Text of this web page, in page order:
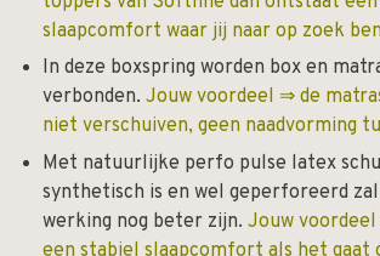
slaapcomfort waar jij naar op zoek
In deze boxspring worden box en
verbonden. Jouw voordeel ⇒ de
niet verschuiven, geen naadvorming
Met natuurlijke perfo pulse latex
synthetisch is en wel geperforeerd
werking nog beter zijn. Jouw
een stabiel slaapcomfort als het gaat